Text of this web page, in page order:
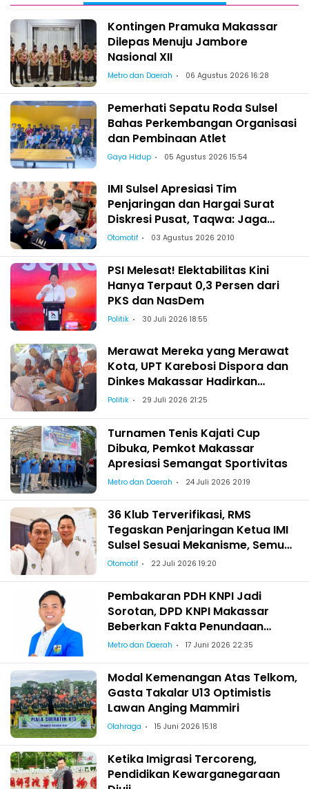
Kontingen Pramuka Makassar
Dilepas Menuju Jambore
Nasional XII
Metro dan Daerah 06 Agustus 2026 16:28
Pemerhati Sepatu Roda Sulsel
Bahas Perkembangan Organisasi
dan Pembinaan Atlet
Gaya Hidup 05 Agustus 2026 15:54
IMI Sulsel Apresiasi Tim
Penjaringan dan Hargai Surat
Diskresi Pusat, Taqwa: Jaga
Kekeluargaan-Kebersamaan
Otomotif 03 Agustus 2026 20:10
PSI Melesat! Elektabilitas Kini
Hanya Terpaut 0,3 Persen dari
PKS dan NasDem
Politik 30 Juli 2026 18:55
Merawat Mereka yang Merawat
Kota, UPT Karebosi Dispora dan
Dinkes Makassar Hadirkan
Pemeriksaan Kesehatan bagi
Politik 29 Juli 2026 21:25
Turnamen Tenis Kajati Cup
Dibuka, Pemkot Makassar
Apresiasi Semangat Sportivitas
Metro dan Daerah 24 Juli 2026 20:19
36 Klub Terverifikasi, RMS
Tegaskan Penjaringan Ketua IMI
Sulsel Sesuai Mekanisme, Semua
Berhak Maju!
Otomotif 22 Juli 2026 19:20
Pembakaran PDH KNPI Jadi
Sorotan, DPD KNPI Makassar
Beberkan Fakta Penundaan
Pelantikan Wajo
Metro dan Daerah 17 Juni 2026 22:35
Modal Kemenangan Atas Telkom,
Gasta Takalar U13 Optimistis
Lawan Anging Mammiri
Olahraga 15 Juni 2026 15:18
Ketika Imigrasi Tercoreng,
Pendidikan Kewarganegaraan